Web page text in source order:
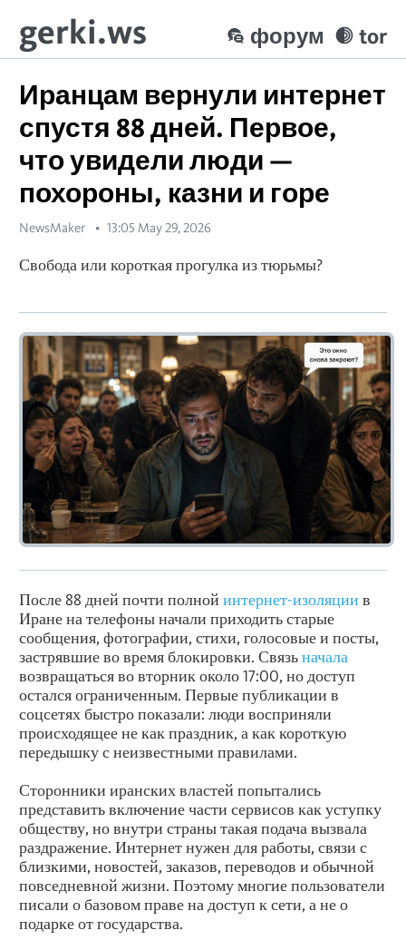
gerki.ws tor
форум
Иранцам вернули интернет
спустя 88 дней. Первое,
что увидели люди —
похороны, казни и горе
NewsMaker 13:05 May 29, 2026
Свобода или короткая прогулка из тюрьмы?
После 88 дней почти полной интернет-изоляции в
Иране на телефоны начали приходить старые
сообщения, фотографии, стихи, голосовые и посты,
застрявшие во время блокировки. Связьначала
возвращаться во вторник около 17:00, но доступ
остался ограниченным. Первые публикации в
соцсетях быстро показали: люди восприняли
происходящее не как праздник, а как короткую
передышку с неизвестными правилами.
Сторонники иранских властей попытались
представить включение части сервисов как уступку
обществу, но внутри страны такая подача вызвала
раздражение. Интернет нужен для работы, связи с
близкими, новостей, заказов, переводов и обычной
повседневной жизни. Поэтому многие пользователи
писали о базовом праве на доступ к сети, а не о
подарке от государства.